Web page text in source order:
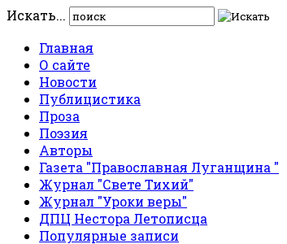
Искать...
Главная
О сайте
Новости
Публицистика
Проза
Поэзия
Авторы
Газета "Православная Луганщина "
Журнал "Свете Тихий"
Журнал "Уроки веры"
ДПЦ Нестора Летописца
Популярные записи